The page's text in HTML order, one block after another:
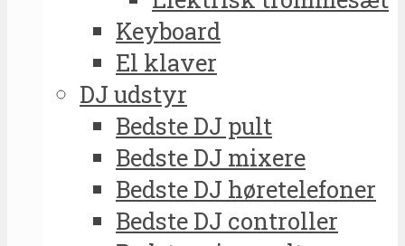
Keyboard
El klaver
DJ udstyr
Bedste DJ pult
Bedste DJ mixere
Bedste DJ høretelefoner
Bedste DJ controller